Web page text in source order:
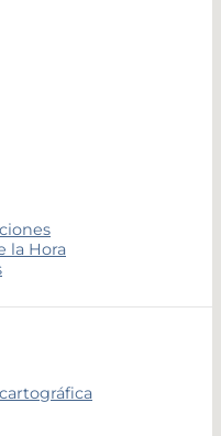
la Hora